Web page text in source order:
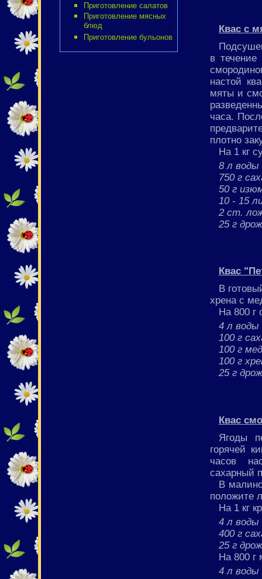
Приготовление салатов
Приготовление мясных
блюд
Приготовление бульонов
Квас с
в течение
настой
мяты и
часа.
плотно
На 1 кг
8 л воды
750 г
50 г
10 - 15
2 ст.
25 г
Квас
В
хрена с
На 800 г
4 л воды
100 г
100 г
100 г
25 г
Квас
Ягоды
горячей
часов
сахарный
В
положите
На 1 кг
4 л воды
400 г
25 г
На 800 г
4 л воды